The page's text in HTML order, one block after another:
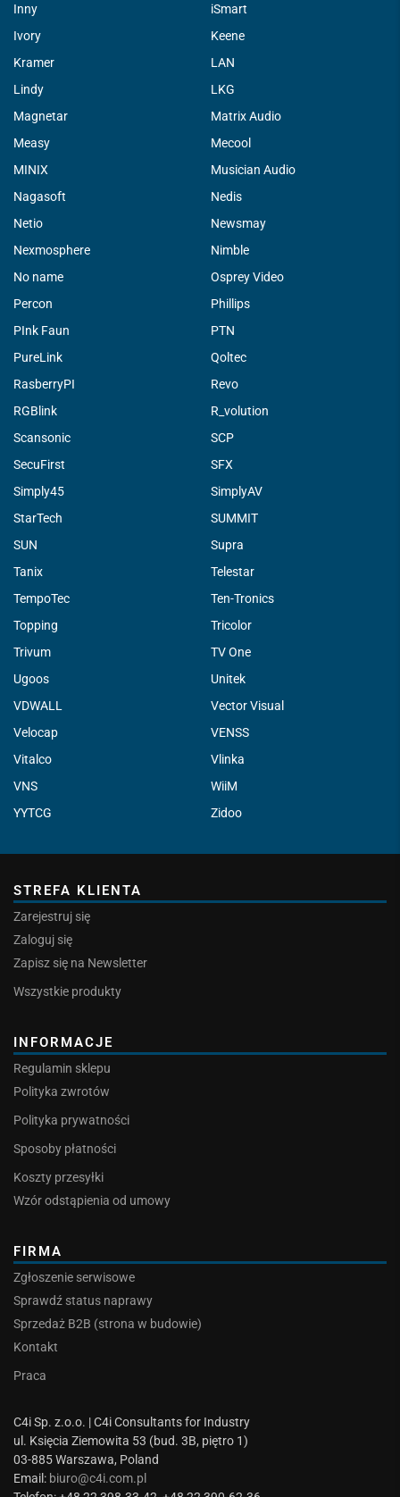
Inny
iSmart
Ivory
Keene
Kramer
LAN
Lindy
LKG
Magnetar
Matrix Audio
Measy
Mecool
MINIX
Musician Audio
Nagasoft
Nedis
Netio
Newsmay
Nexmosphere
Nimble
No name
Osprey Video
Percon
Phillips
PInk Faun
PTN
PureLink
Qoltec
RasberryPI
Revo
RGBlink
R_volution
Scansonic
SCP
SecuFirst
SFX
Simply45
SimplyAV
StarTech
SUMMIT
SUN
Supra
Tanix
Telestar
TempoTec
Ten-Tronics
Topping
Tricolor
Trivum
TV One
Ugoos
Unitek
VDWALL
Vector Visual
Velocap
VENSS
Vitalco
Vlinka
VNS
WiiM
YYTCG
Zidoo
STREFA KLIENTA
Zarejestruj się
Zaloguj się
Zapisz się na Newsletter
Wszystkie produkty
INFORMACJE
Regulamin sklepu
Polityka zwrotów
Polityka prywatności
Sposoby płatności
Koszty przesyłki
Wzór odstąpienia od umowy
FIRMA
Zgłoszenie serwisowe
Sprawdź status naprawy
Sprzedaż B2B (strona w budowie)
Kontakt
Praca
C4i Sp. z.o.o. | C4i Consultants for Industry
ul. Księcia Ziemowita 53 (bud. 3B, piętro 1)
03-885 Warszawa, Poland
Email: biuro@c4i.com.pl